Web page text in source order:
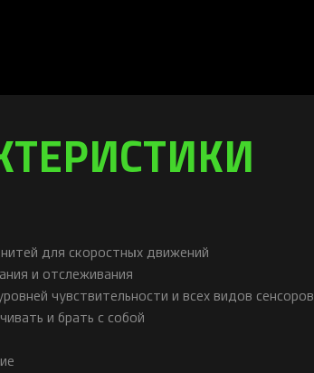
для скоростных движений
и отслеживания
чувствительности и всех видов сенсоров
и брать с собой